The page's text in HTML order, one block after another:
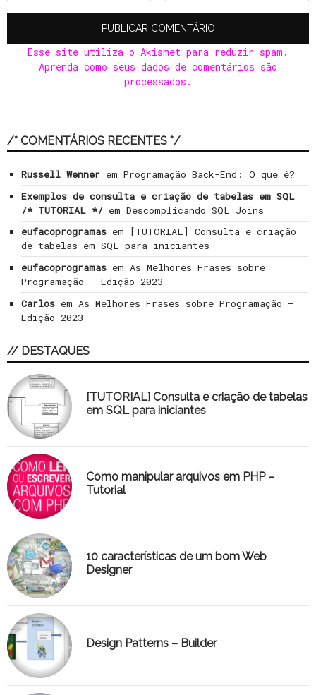
Esse site utiliza o Akismet para reduzir spam.
Aprenda como seus dados de comentários são
processados .
/* COMENTÁRIOS RECENTES */
Russell Wenner em Programação Back-End: O que é?
Exemplos de consulta e criação de tabelas em SQL
/* TUTORIAL */ em Descomplicando SQL Joins
eufacoprogramas em
[TUTORIAL] Consulta e criação
de tabelas em SQL para iniciantes
eufacoprogramas em As Melhores Frases sobre
Programação – Edição 2023
Carlos em As Melhores Frases sobre Programação –
Edição 2023
// DESTAQUES
[TUTORIAL] Consulta e criação de tabelas
em SQL para iniciantes
Como manipular arquivos em PHP –
Tutorial
10 características de um bom Web
Designer
Design Patterns – Builder